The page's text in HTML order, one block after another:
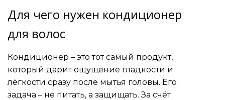
Для чего нужен кондиционер
для волос
Кондиционер – это тот самый продукт,
который дарит ощущение гладкости и
лёгкости сразу после мытья головы. Его
задача – не питать, а защищать. За счёт